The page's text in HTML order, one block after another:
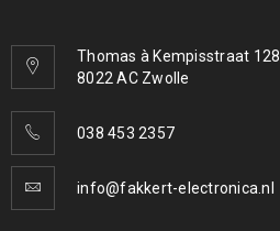
Thomas à Kempisstraat 128
8022 AC Zwolle
038 453 2357
info@fakkert-electronica.nl